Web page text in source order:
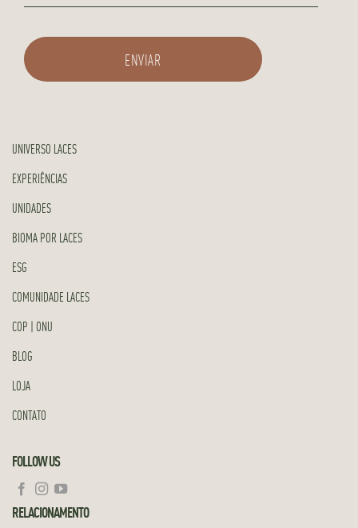
UNIVERSO LACES
EXPERIÊNCIAS
UNIDADES
BIOMA POR LACES
ESG
COMUNIDADE LACES
COP | ONU
BLOG
LOJA
CONTATO
FOLLOW US
RELACIONAMENTO